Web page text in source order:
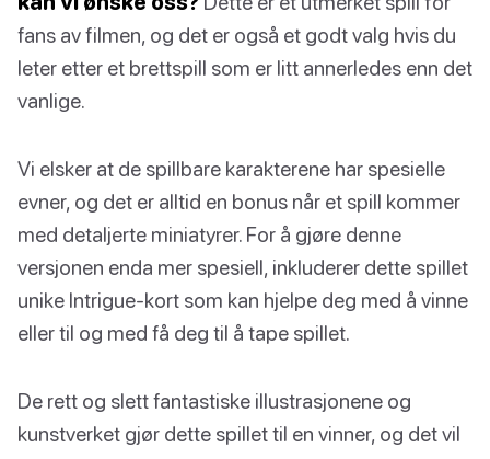
fans av filmen, og det er også et godt valg hvis du
leter etter et brettspill som er litt annerledes enn det
vanlige.
Vi elsker at de spillbare karakterene har spesielle
evner, og det er alltid en bonus når et spill kommer
med detaljerte miniatyrer. For å gjøre denne
versjonen enda mer spesiell, inkluderer dette spillet
unike Intrigue-kort som kan hjelpe deg med å vinne
eller til og med få deg til å tape spillet.
De rett og slett fantastiske illustrasjonene og
kunstverket gjør dette spillet til en vinner, og det vil